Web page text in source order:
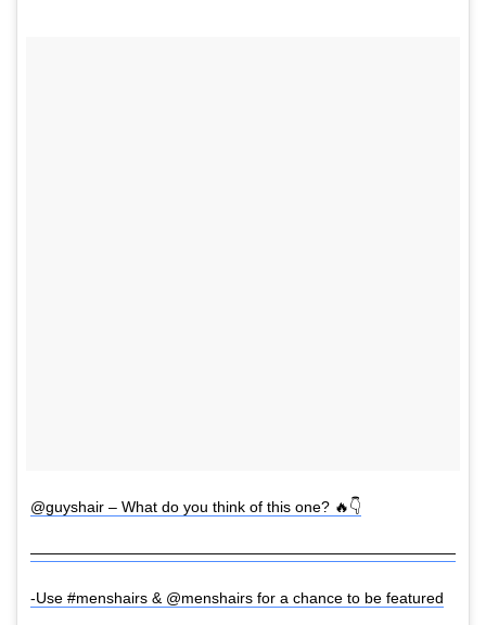
@guyshair – What do you think of this one? 🔥👇
————————————————————————————
-Use #menshairs & @menshairs for a chance to be featured